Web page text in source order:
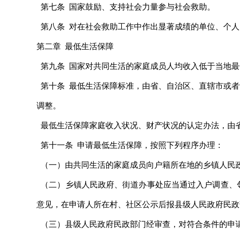
第七条 国家鼓励、支持社会力量参与社会救助。
第八条 对在社会救助工作中作出显著成绩的单位、个
第二章 最低生活保障
第九条 国家对共同生活的家庭成员人均收入低于当地
第十条 最低生活保障标准，由省、自治区、直辖市或
调整。
最低生活保障家庭收入状况、财产状况的认定办法，由
第十一条 申请最低生活保障，按照下列程序办理：
（一）由共同生活的家庭成员向户籍所在地的乡镇人
（二）乡镇人民政府、街道办事处应当通过入户调查
意见，在申请人所在村、社区公示后报县级人民政府民政
（三）县级人民政府民政部门经审查，对符合条件的